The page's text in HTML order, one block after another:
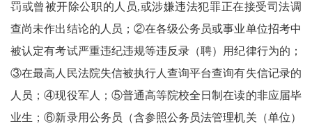
罚或曾被开除公职的人员,或涉嫌违法犯罪正在接受司法调
查尚未作出结论的人员；②在各级公务员或事业单位招考中
被认定有考试严重违纪违规等违反录（聘）用纪律行为的；
③在最高人民法院失信被执行人查询平台查询有失信记录的
人员；④现役军人；⑤普通高等院校全日制在读的非应届毕
业生；⑥新录用公务员（含参照公务员法管理机关（单位）